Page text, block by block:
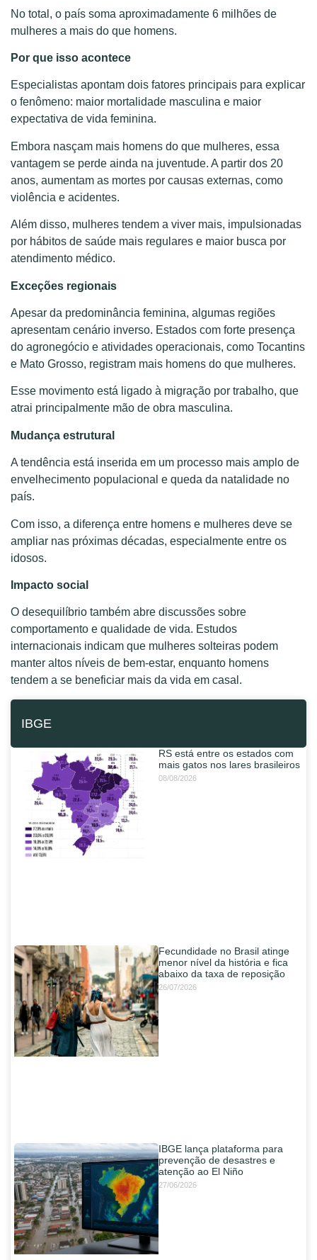
No total, o país soma aproximadamente 6 milhões de
mulheres a mais do que homens.
Por que isso acontece
Especialistas apontam dois fatores principais para explicar
o fenômeno: maior mortalidade masculina e maior
expectativa de vida feminina.
Embora nasçam mais homens do que mulheres, essa
vantagem se perde ainda na juventude. A partir dos 20
anos, aumentam as mortes por causas externas, como
violência e acidentes.
Além disso, mulheres tendem a viver mais, impulsionadas
por hábitos de saúde mais regulares e maior busca por
atendimento médico.
Exceções regionais
Apesar da predominância feminina, algumas regiões
apresentam cenário inverso. Estados com forte presença
do agronegócio e atividades operacionais, como Tocantins
e Mato Grosso, registram mais homens do que mulheres.
Esse movimento está ligado à migração por trabalho, que
atrai principalmente mão de obra masculina.
Mudança estrutural
A tendência está inserida em um processo mais amplo de
envelhecimento populacional e queda da natalidade no
país.
Com isso, a diferença entre homens e mulheres deve se
ampliar nas próximas décadas, especialmente entre os
idosos.
Impacto social
O desequilíbrio também abre discussões sobre
comportamento e qualidade de vida. Estudos
internacionais indicam que mulheres solteiras podem
manter altos níveis de bem-estar, enquanto homens
tendem a se beneficiar mais da vida em casal.
IBGE
RS está entre os estados com
mais gatos nos lares brasileiros
08/08/2026
Fecundidade no Brasil atinge
menor nível da história e fica
abaixo da taxa de reposição
26/07/2026
IBGE lança plataforma para
prevenção de desastres e
atenção ao El Niño
27/06/2026